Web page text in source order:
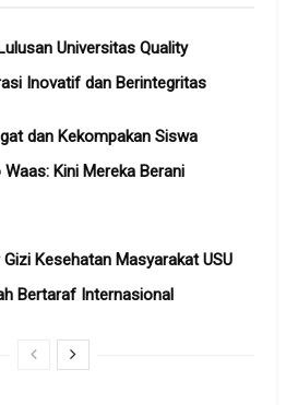
Universitas Quality
Inovatif dan Berintegritas
dan Kekompakan Siswa
Kini Mereka Berani
Kesehatan Masyarakat USU
Bertaraf Internasional